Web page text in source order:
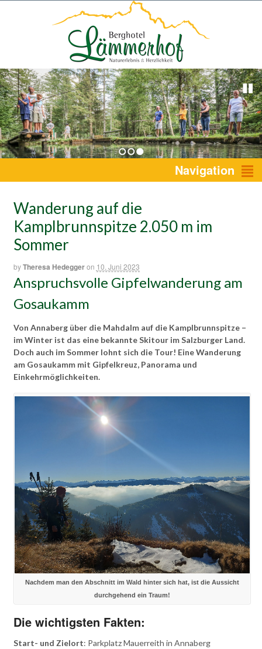
1 2 3 Navigation
Wanderung auf die
Kamplbrunnspitze 2.050 m im
Sommer
byTheresa Hedeggeron 10. Juni 2023
Anspruchsvolle Gipfelwanderung am
Gosaukamm
Von Annaberg über die Mahdalm auf die Kamplbrunnspitze –
im Winter ist das eine bekannte Skitour im Salzburger Land.
Doch auch im Sommer lohnt sich die Tour! Eine Wanderung
am Gosaukamm mit Gipfelkreuz, Panorama und
Einkehrmöglichkeiten.
Nachdem man den Abschnitt im Wald hinter sich hat, ist die Aussicht
durchgehend ein Traum!
Die wichtigsten Fakten:
Start- und Zielort: Parkplatz Mauerreith in Annaberg